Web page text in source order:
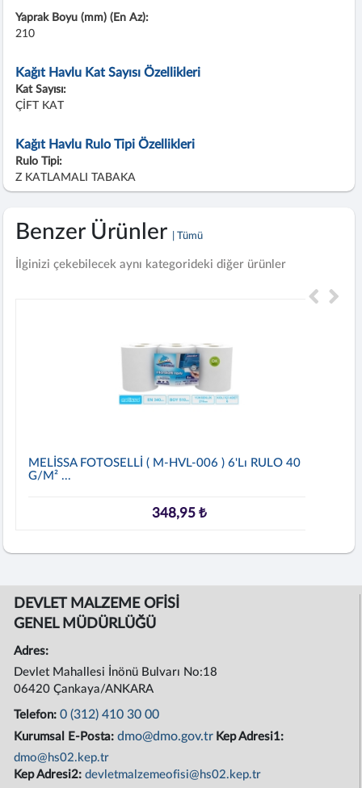
Yaprak Boyu (mm) (En Az):
210
Kağıt Havlu Kat Sayısı Özellikleri
Kat Sayısı:
ÇİFT KAT
Kağıt Havlu Rulo Tipi Özellikleri
Rulo Tipi:
Z KATLAMALI TABAKA
Benzer Ürünler | Tümü
İlginizi çekebilecek aynı kategorideki diğer ürünler
MELİSSA FOTOSELLİ ( M-HVL-006 ) 6'lı RULO 40
G/m² ...
348,95 ₺
DEVLET MALZEME OFİSİ
GENEL MÜDÜRLÜĞÜ
Adres:
Devlet Mahallesi İnönü Bulvarı No:18
06420 Çankaya/ANKARA
Telefon:0 (312) 410 30 00
Kurumsal E-Posta:dmo@dmo.gov.tr Kep Adresi1:
dmo@hs02.kep.tr
Kep Adresi2:devletmalzemeofisi@hs02.kep.tr